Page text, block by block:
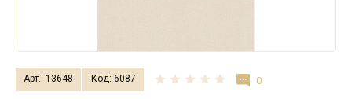
Арт.: 13648 Код: 6087 0